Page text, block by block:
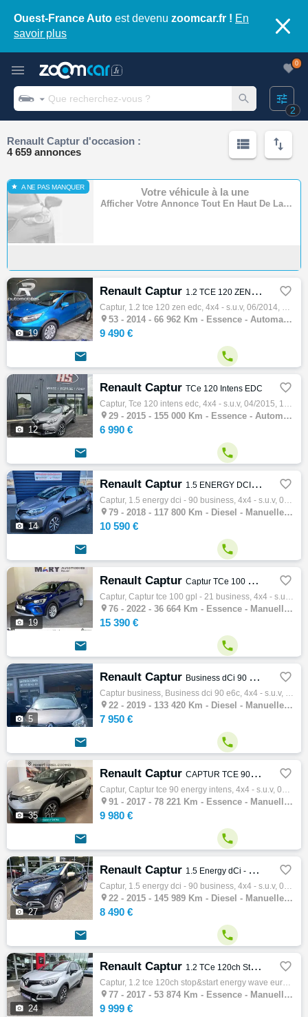
Ouest-France Auto est devenu zoomcar.fr ! En
savoir plus
2
0
Renault Captur d'occasion :
4 659 annonces
A NE PAS MANQUER Votre véhicule à la une
Afficher Votre Annonce Tout En Haut De La Page
 19
Renault Captur 1.2 TCE 120 ZEN EDC 
Captur, 1.2 tce 120 zen edc, 4x4 - s.u.v, 06/2014, 120ch, 6cv, 66962 km, 5 portes, 5 places, Essence, Boite de vitesse automatique, Couleur…
 53 - 2014 - 66 962 Km - Essence - Automatique - 4x4 - S.U.V
9 490 €
 
 12
Renault Captur TCe 120 Intens EDC 
Captur, Tce 120 intens edc, 4x4 - s.u.v, 04/2015, 120ch, 6cv, 155000 km, 5 portes, 5 places, Première main, Clim. auto, Essence, Boite de v…
 29 - 2015 - 155 000 Km - Essence - Automatique - 4x4 - S.U.V
6 990 €
 
 14
Renault Captur 1.5 ENERGY DCI - 90 BUSINESS 
Captur, 1.5 energy dci - 90 business, 4x4 - s.u.v, 06/2018, 90ch, 117800 km, 5 portes, 5 places, Clim. manuelle, Diesel, Boite de vitesse m…
 79 - 2018 - 117 800 Km - Diesel - Manuelle - 4x4 - S.U.V
10 590 €
 
 19
Renault Captur Captur TCe 100 GPL - 21 Business 
Captur, Captur tce 100 gpl - 21 business, 4x4 - s.u.v, 01/2022, 100ch, 5cv, 36664 km, 5 portes, 5 places, Clim. manuelle, Essence, Boite de…
 76 - 2022 - 36 664 Km - Essence - Manuelle - 4x4 - S.U.V
15 390 €
 
 5
Renault Captur Business dCi 90 E6C 
Captur business, Business dci 90 e6c, 4x4 - s.u.v, 06/2019, 90ch, 5cv, 133420 km, 5 portes, 5 places, Diesel, Boite de vitesse manuelle, Gp…
 22 - 2019 - 133 420 Km - Diesel - Manuelle - 4x4 - S.U.V
7 950 €
 
 35
Renault Captur CAPTUR TCE 90 ENERGY INTENS 
Captur, Captur tce 90 energy intens, 4x4 - s.u.v, 03/2017, 90ch, 5cv, 78221 km, 5 portes, 5 places, Essence, Boite de vitesse manuelle, Gps…
 91 - 2017 - 78 221 Km - Essence - Manuelle - 4x4 - S.U.V
9 980 €
 
 27
Renault Captur 1.5 Energy dCi - 90 Business 
Captur, 1.5 energy dci - 90 business, 4x4 - s.u.v, 03/2015, 90ch, 4cv, 145989 km, 5 portes, 5 places, Clim. manuelle, Diesel, Boite de vit…
 22 - 2015 - 145 989 Km - Diesel - Manuelle - 4x4 - S.U.V
8 490 €
 
 24
Renault Captur 1.2 TCe 120ch Stop&Start energy Wave Euro6 2016 
Captur, 1.2 tce 120ch stop&start energy wave euro6 2016, 4x4 - s.u.v, 01/2017, 120ch, 6cv, 53874 km, 5 portes, 5 places, Clim. auto, Essenc…
 77 - 2017 - 53 874 Km - Essence - Manuelle - 4x4 - S.U.V
9 999 €